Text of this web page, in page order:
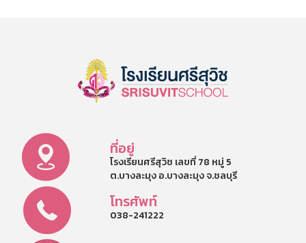
ที่อยู่
โรงเรียนศรีสุวิช เลขที่ 78 หมู่ 5
ต.บางละมุง อ.บางละมุง จ.ชลบุรี
โทรศัพท์
038-241222